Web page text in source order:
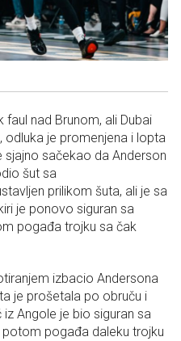
faul nad Brunom, ali Dubai
odluka je promenjena i lopta
sjajno sačekao da Anderson
šut sa
prilikom šuta, ali je sa
je ponovo siguran sa
pogađa trojku sa čak
izbacio Andersona
je prošetala po obruču i
Angole je bio siguran sa
potom pogađa daleku trojku